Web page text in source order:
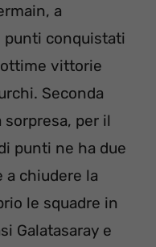
a
punti conquistati
vittorie
Seconda
per il
punti ne ha due
a chiudere la
le squadre in
Galatasaray e